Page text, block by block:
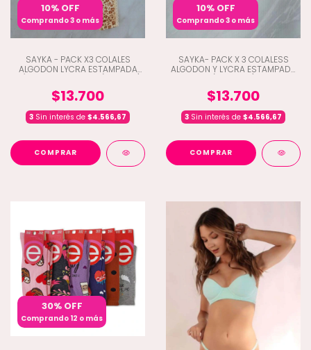
10% OFF
Comprando 3 o más
SAYKA - PACK X3 COLALES
ALGODON LYCRA ESTAMPADA
$13.700
3 Sin interés de $4.566,67
COMPRAR
10% OFF
Comprando 3 o más
SAYKA- PACK X 3 COLALESS
ALGODON Y LYCRA ESTAMPADA
$13.700
3 Sin interés de $4.566,67
COMPRAR
30% OFF
Comprando 12 o más